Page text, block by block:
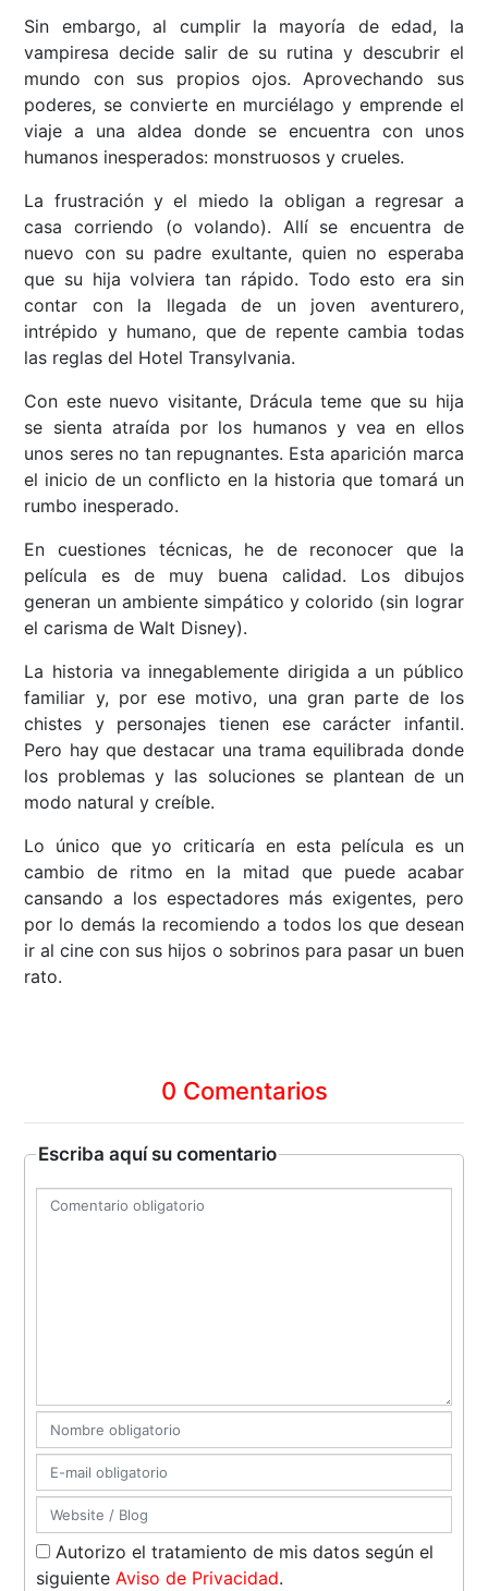
Sin embargo, al cumplir la mayoría de edad, la
vampiresa decide salir de su rutina y descubrir el
mundo con sus propios ojos. Aprovechando sus
poderes, se convierte en murciélago y emprende el
viaje a una aldea donde se encuentra con unos
humanos inesperados: monstruosos y crueles.
La frustración y el miedo la obligan a regresar a
casa corriendo (o volando). Allí se encuentra de
nuevo con su padre exultante, quien no esperaba
que su hija volviera tan rápido. Todo esto era sin
contar con la llegada de un joven aventurero,
intrépido y humano, que de repente cambia todas
las reglas del Hotel Transylvania.
Con este nuevo visitante, Drácula teme que su hija
se sienta atraída por los humanos y vea en ellos
unos seres no tan repugnantes. Esta aparición marca
el inicio de un conflicto en la historia que tomará un
rumbo inesperado.
En cuestiones técnicas, he de reconocer que la
película es de muy buena calidad. Los dibujos
generan un ambiente simpático y colorido (sin lograr
el carisma de Walt Disney).
La historia va innegablemente dirigida a un público
familiar y, por ese motivo, una gran parte de los
chistes y personajes tienen ese carácter infantil.
Pero hay que destacar una trama equilibrada donde
los problemas y las soluciones se plantean de un
modo natural y creíble.
Lo único que yo criticaría en esta película es un
cambio de ritmo en la mitad que puede acabar
cansando a los espectadores más exigentes, pero
por lo demás la recomiendo a todos los que desean
ir al cine con sus hijos o sobrinos para pasar un buen
rato.
0 Comentarios
Escriba aquí su comentario
Autorizo el tratamiento de mis datos según el
siguienteAviso de Privacidad.